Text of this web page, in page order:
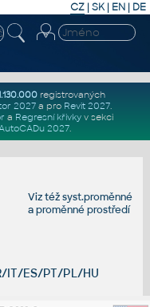
CZ | SK| EN | DE
registrovaných
2027a pro Revit 2027.
a Regresní křivkyv sekci
2027.
Viz téžsyst.proměnné
aproměnné prostředí
IT/ES/PT/PL/HU